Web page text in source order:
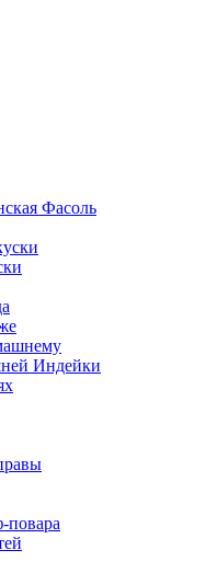
Фасоль
Индейки
повара